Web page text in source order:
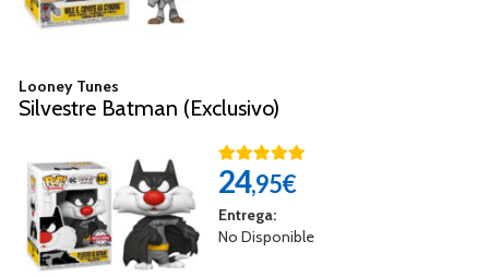
Looney Tunes
Silvestre Batman (Exclusivo)
24,95€
Entrega:
No Disponible